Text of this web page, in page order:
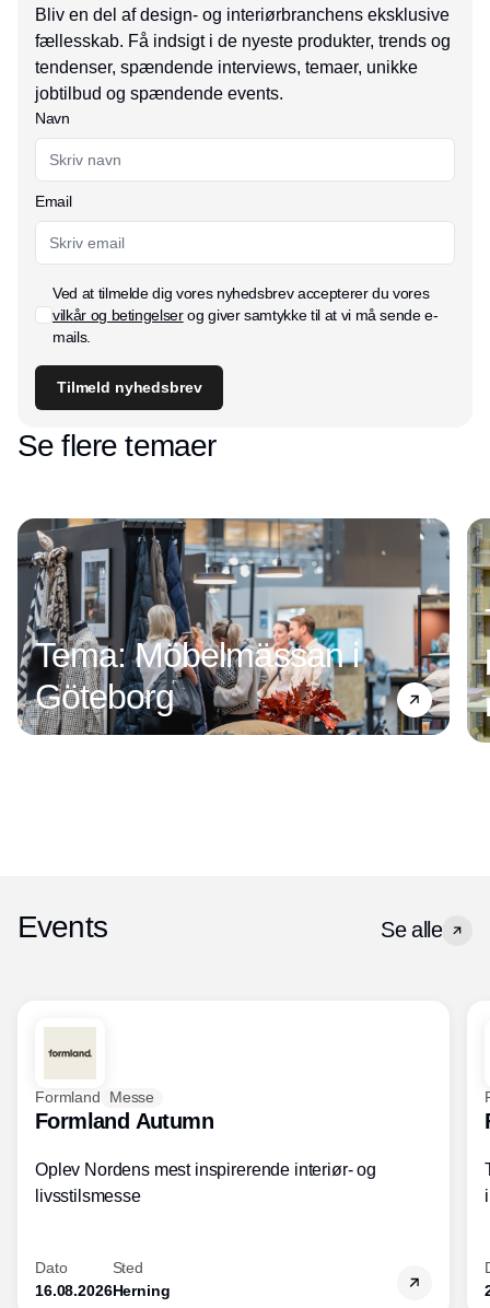
Bliv en del af design- og interiørbranchens eksklusive
fællesskab. Få indsigt i de nyeste produkter, trends og
tendenser, spændende interviews, temaer, unikke
jobtilbud og spændende events.
Navn
Email
Ved at tilmelde dig vores nyhedsbrev accepterer du vores
vilkår og betingelserog giver samtykke til at vi må sende e-
mails.
Tilmeld nyhedsbrev
Se flere temaer
Tema: Möbelmässan i
Göteborg
Events Se alle
Formland Messe
Formland Autumn
Oplev Nordens mest inspirerende interiør- og
livsstilsmesse
Dato
16.08.2026
Sted
Herning